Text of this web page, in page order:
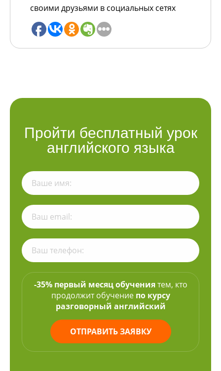
своими друзьями в социальных сетях
Пройти бесплатный урок
английского языка
-35% первый месяц обучениятем, кто
продолжит обучение по курсу
разговорный английский
ОТПРАВИТЬ ЗАЯВКУ